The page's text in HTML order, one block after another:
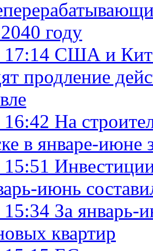
году
США и
продление
На
в январе-июне
июнь
За январь-
квартир